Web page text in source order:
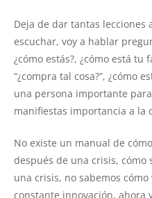
Deja de dar tantas lecciones
escuchar, voy a hablar
¿cómo estás?, ¿cómo está tu
“¿compra tal cosa?”, ¿cómo
una persona importante
manifiestas importancia a la
No existe un manual de
después de una crisis,
una crisis, no sabemos
constante innovación, ahora